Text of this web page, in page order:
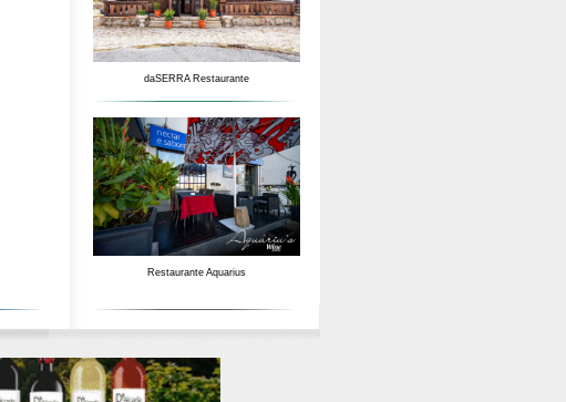
daSERRA Restaurante
Restaurante Aquarius